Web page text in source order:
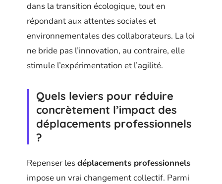
dans la transition écologique, tout en
répondant aux attentes sociales et
environnementales des collaborateurs. La loi
ne bride pas l’innovation, au contraire, elle
stimule l’expérimentation et l’agilité.
Quels leviers pour réduire
concrètement l’impact des
déplacements professionnels
?
Repenser lesdéplacements professionnels
impose un vrai changement collectif. Parmi